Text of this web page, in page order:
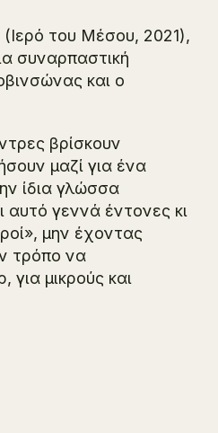
(Ιερό του Μέσου, 2021),
συναρπαστική
και ο
βρίσκουν
μαζί για ένα
ίδια γλώσσα
γεννά έντονες κι
μην έχοντας
τρόπο να
μικρούς και